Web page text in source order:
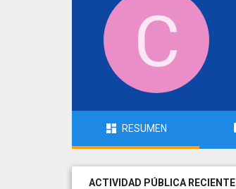
RESUMEN
ACTIVIDAD PÚBLICA RECIENTE